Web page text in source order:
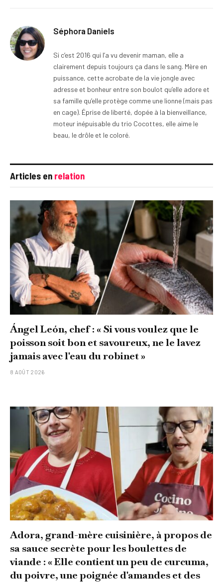
Séphora Daniels
Si c’est 2016 qui l’a vu devenir maman, elle a
clairement depuis toujours ça dans le sang. Mère en
puissance, cette acrobate de la vie jongle avec
adresse et bonheur entre son boulot qu’elle adore et
sa famille qu’elle protège comme une lionne (mais pas
en cage). Éprise de liberté, dopée à la bienveillance,
moteur inépuisable du trio Cocottes, elle aime le
beau, le drôle et le coloré.
Articles en relation
Ángel León, chef : « Si vous voulez que le
poisson soit bon et savoureux, ne le lavez
jamais avec l'eau du robinet »
8 AOÛT 2026
Adora, grand-mère cuisinière, à propos de
sa sauce secrète pour les boulettes de
viande : « Elle contient un peu de curcuma,
du poivre, une poignée d'amandes et des